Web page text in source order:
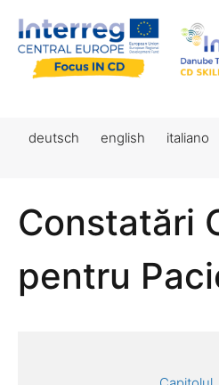
deutsch english italiano
Constatări
pentru